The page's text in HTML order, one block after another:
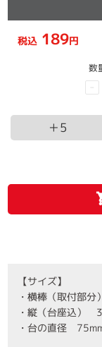
税込189円
-
数
＋5
【サイズ】
・横棒（取付部
・縦（台座込）
・台の直径